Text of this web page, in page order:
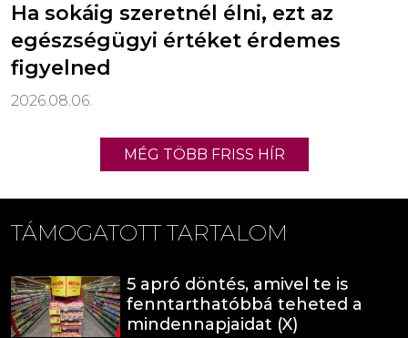
Ha sokáig szeretnél élni, ezt az
egészségügyi értéket érdemes
figyelned
2026.08.06.
MÉG TÖBB FRISS HÍR
TÁMOGATOTT TARTALOM
5 apró döntés, amivel te is
fenntarthatóbbá teheted a
mindennapjaidat (X)